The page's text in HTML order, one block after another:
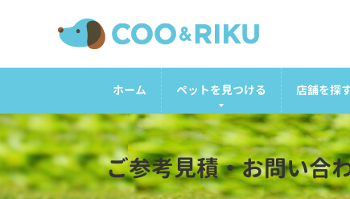
ホーム ペットを見つける 店舗を探
ご参考見積・お問い合